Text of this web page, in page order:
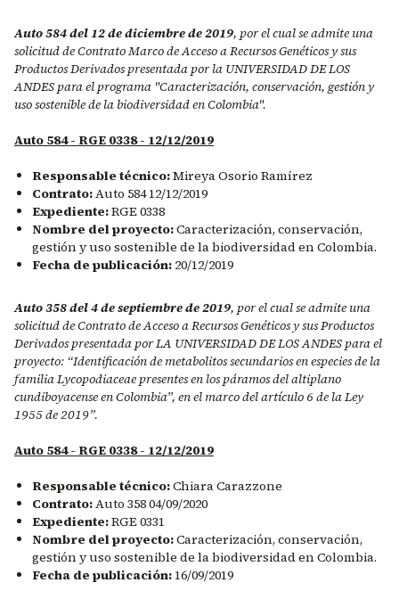
Auto 584 del 12 de diciembre de 2019, por el cual se admite una
solicitud de Contrato Marco de Acceso a Recursos Genéticos y sus
Productos Derivados presentada por la UNIVERSIDAD DE LOS
ANDES para el programa "Caracterización, conservación, gestión y
uso sostenible de la biodiversidad en Colombia".
Auto 584 - RGE 0338 - 12/12/2019
Responsable técnico:Mireya Osorio Ramírez
Contrato:Auto 584 12/12/2019
Expediente:RGE 0338
Nombre del proyecto:Caracterización, conservación,
gestión y uso sostenible de la biodiversidad en Colombia.
Fecha de publicación: 20/12/2019
Auto 358 del 4 de septiembre de 2019, por el cual se admite una
solicitud de Contrato de Acceso a Recursos Genéticos y sus Productos
Derivados presentada por LA UNIVERSIDAD DE LOS ANDES para el
proyecto: “Identificación de metabolitos secundarios en especies de la
familia Lycopodiaceae presentes en los páramos del altiplano
cundiboyacense en Colombia”, en el marco del artículo 6 de la Ley
1955 de 2019”.
Auto 584 - RGE 0338 - 12/12/2019
Responsable técnico:Chiara Carazzone
Contrato:Auto 358 04/09/2020
Expediente:RGE 0331
Nombre del proyecto:Caracterización, conservación,
gestión y uso sostenible de la biodiversidad en Colombia.
Fecha de publicación:16/09/2019